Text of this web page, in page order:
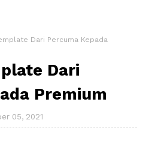
Dari Percuma Kepada
Dari
Premium
05, 2021